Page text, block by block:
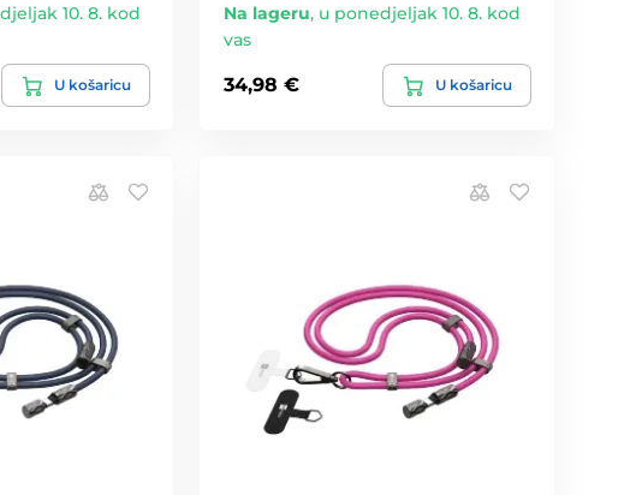
10. 8. kod
U košaricu
Na lageru, u ponedjeljak 10. 8. kod
vas
34,98 € U košaricu